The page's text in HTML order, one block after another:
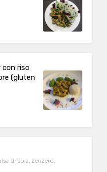
con riso
(gluten
di soia, zenzero,